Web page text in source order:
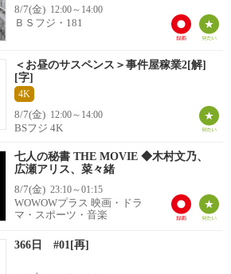
8/7(金) 12:00～14:00
ＢＳフジ・181
＜お昼のサスペンス＞事件屋稼業2[解]
[字]
4K
8/7(金) 12:00～14:00
BSフジ 4K
七人の秘書 THE MOVIE ◆木村文乃、
広瀬アリス、菜々緒
8/7(金) 23:10～01:15
WOWOWプラス 映画・ドラ
マ・スポーツ・音楽
366日 #01[再]